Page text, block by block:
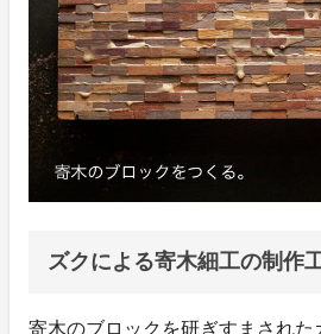
ズクによる寄木細工の制作
寄木のブロックを研ぎすまされた